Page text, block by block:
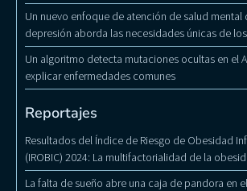
Un nuevo enfoque de atención de salud mental
depresión aborda las necesidades únicas de
Un algoritmo detecta mutaciones ocultas en el
explicar enfermedades comunes
Reportajes
Resultados del Índice de Riesgo de Obesidad
(IROBIC) 2024: La multifactorialidad de la
La falta de sueño abre una caja de pandora en